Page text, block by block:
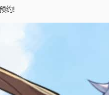
约!